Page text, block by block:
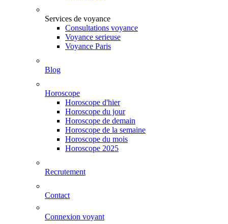
Services de voyance
Consultations voyance
Voyance serieuse
Voyance Paris
Blog
Horoscope
Horoscope d'hier
Horoscope du jour
Horoscope de demain
Horoscope de la semaine
Horoscope du mois
Horoscope 2025
Recrutement
Contact
Connexion voyant